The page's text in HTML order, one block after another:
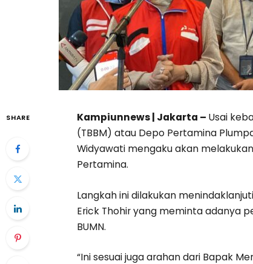
SHARE Kampiunnews | Jakarta – Usai
(TBBM) atau Depo Pertamina
Widyawati mengaku akan
Pertamina.
Langkah ini dilakukan
Erick Thohir yang meminta adanya
BUMN.
“Ini sesuai juga arahan dari Bapak